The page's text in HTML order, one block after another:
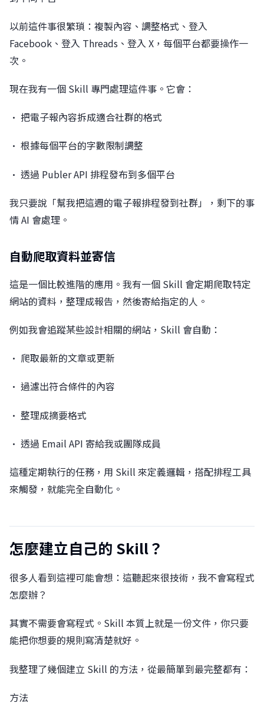
以前這件事很繁瑣：複製內容、調整格式、登入
Facebook、登入 Threads、登入 X，每個平台都要操作一
次。
現在我有一個 Skill 專門處理這件事。它會：
• 把電子報內容拆成適合社群的格式
• 根據每個平台的字數限制調整
• 透過 Publer API 排程發布到多個平台
我只要說「幫我把這週的電子報排程發到社群」，剩下的事
情 AI 會處理。
自動爬取資料並寄信
這是一個比較進階的應用。我有一個 Skill 會定期爬取特定
網站的資料，整理成報告，然後寄給指定的人。
例如我會追蹤某些設計相關的網站，Skill 會自動：
• 爬取最新的文章或更新
• 過濾出符合條件的內容
• 整理成摘要格式
• 透過 Email API 寄給我或團隊成員
這種定期執行的任務，用 Skill 來定義邏輯，搭配排程工具
來觸發，就能完全自動化。
怎麼建立自己的 Skill？
很多人看到這裡可能會想：這聽起來很技術，我不會寫程式
怎麼辦？
其實不需要會寫程式。Skill 本質上就是一份文件，你只要
能把你想要的規則寫清楚就好。
我整理了幾個建立 Skill 的方法，從最簡單到最完整都有：
方法